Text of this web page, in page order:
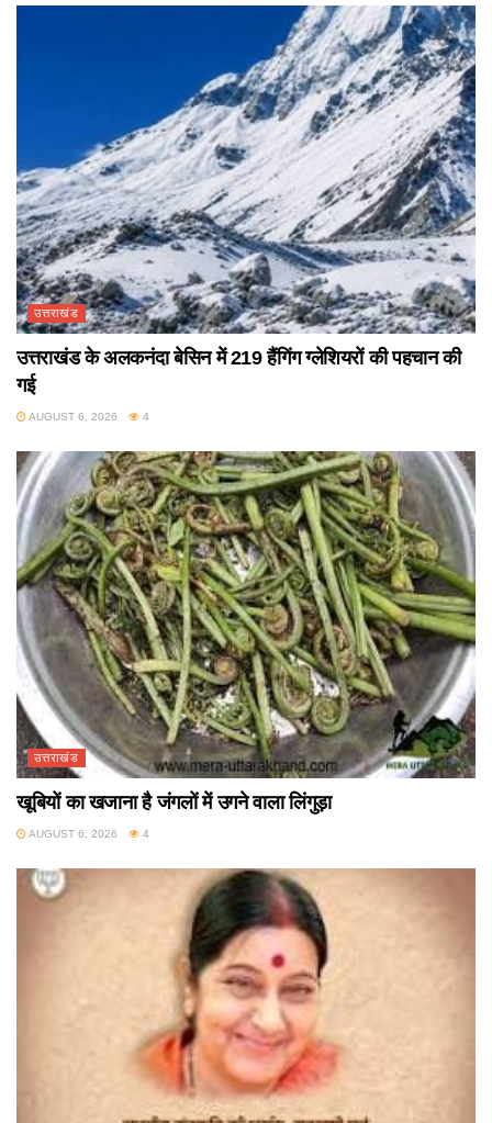
उत्तराखंड
उत्तराखंड के अलकनंदा बेसिन में 219 हैंगिंग ग्लेशियरों की पहचान की
गई
AUGUST 6, 2026 4
उत्तराखंड
खूबियों का खजाना है जंगलों में उगने वाला लिंगुड़ा
AUGUST 6, 2026 4